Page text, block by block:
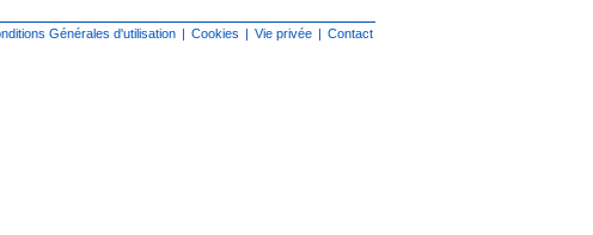
Générales d'utilisation | Cookies | Vie privée | Contact